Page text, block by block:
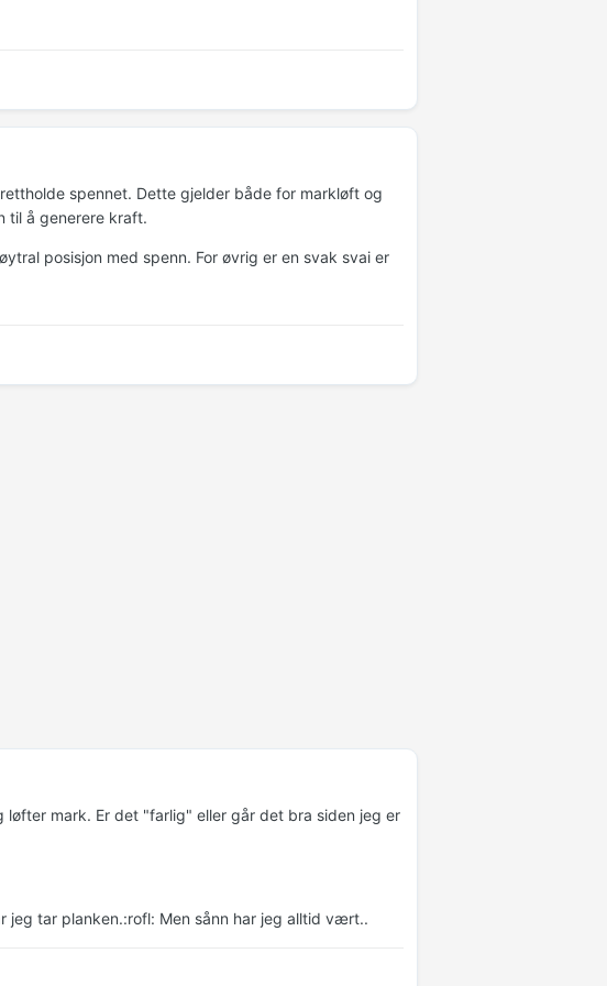
spennet. Dette gjelder både for markløft og
til å generere kraft.
posisjon med spenn. For øvrig er en svak svai er
mark. Er det "farlig" eller går det bra siden jeg er
jeg tar planken.:rofl: Men sånn har jeg alltid vært..